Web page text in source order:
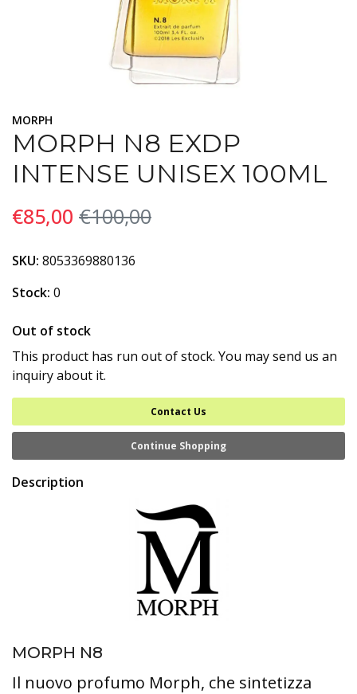
MORPH
MORPH N8 EXDP
INTENSE UNISEX 100ML
€85,00 €100,00
SKU: 8053369880136
Stock: 0
Out of stock
This product has run out of stock. You may send us an
inquiry about it.
Contact Us
Continue Shopping
Description
MORPH N8
Il nuovo profumo Morph, che sintetizza